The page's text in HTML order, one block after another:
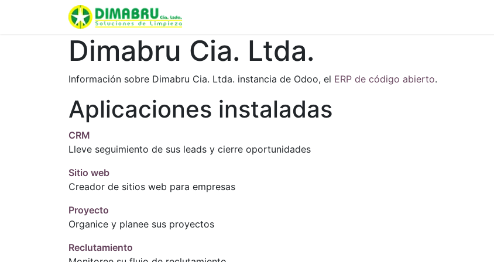
Dimabru Cia. Ltda.
Información sobre Dimabru Cia. Ltda. instancia de Odoo, el ERP de código abierto.
Aplicaciones instaladas
CRM
Lleve seguimiento de sus leads y cierre oportunidades
Sitio web
Creador de sitios web para empresas
Proyecto
Organice y planee sus proyectos
Reclutamiento